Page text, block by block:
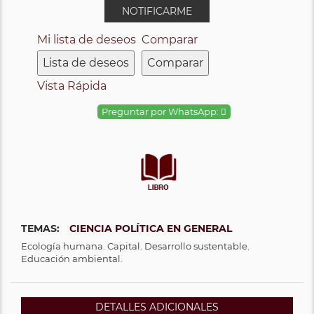
NOTIFICARME
Mi lista de deseos
Lista de deseos
Comparar
Comparar
Vista Rápida
Preguntar por WhatsApp:
TEMAS: CIENCIA POLÍTICA EN GENERAL
Ecología humana. Capital. Desarrollo sustentable.
Educación ambiental.
DETALLES ADICIONALES